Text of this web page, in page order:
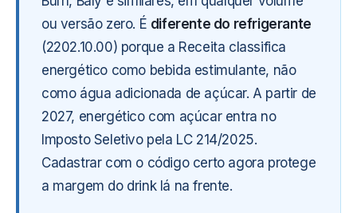
ou versão zero. É diferente do refrigerante
(2202.10.00) porque a Receita classifica
energético como bebida estimulante, não
como água adicionada de açúcar. A partir de
2027, energético com açúcar entra no
Imposto Seletivo pela LC 214/2025.
Cadastrar com o código certo agora protege
a margem do drink lá na frente.